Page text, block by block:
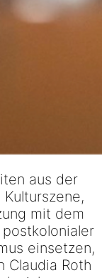
aus der
mit dem
einsetzen,
Claudia Roth